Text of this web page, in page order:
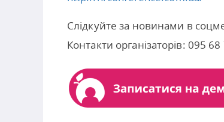
Слідкуйте за новинами в
Контакти організаторів: 095